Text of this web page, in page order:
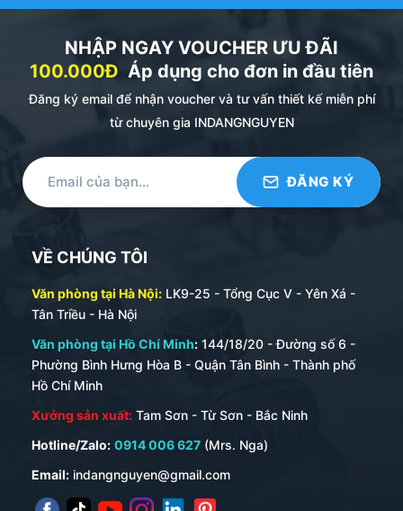
NHẬP NGAY VOUCHER ƯU ĐÃI
100.000Đ Áp dụng cho đơn in đầu tiên
Đăng ký email để nhận voucher và tư vấn thiết kế miễn phí
từ chuyên gia INDANGNGUYEN
VỀ CHÚNG TÔI
Văn phòng tại Hà Nội: LK9-25 - Tổng Cục V - Yên Xá -
Tân Triều - Hà Nội
Văn phòng tại Hồ Chí Minh: 144/18/20 - Đường số 6 -
Phường Bình Hưng Hòa B - Quận Tân Bình - Thành phố
Hồ Chí Minh
Xưởng sản xuất: Tam Sơn - Từ Sơn - Bắc Ninh
Hotline/Zalo: 0914 006 627 (Mrs. Nga)
Email: indangnguyen@gmail.com